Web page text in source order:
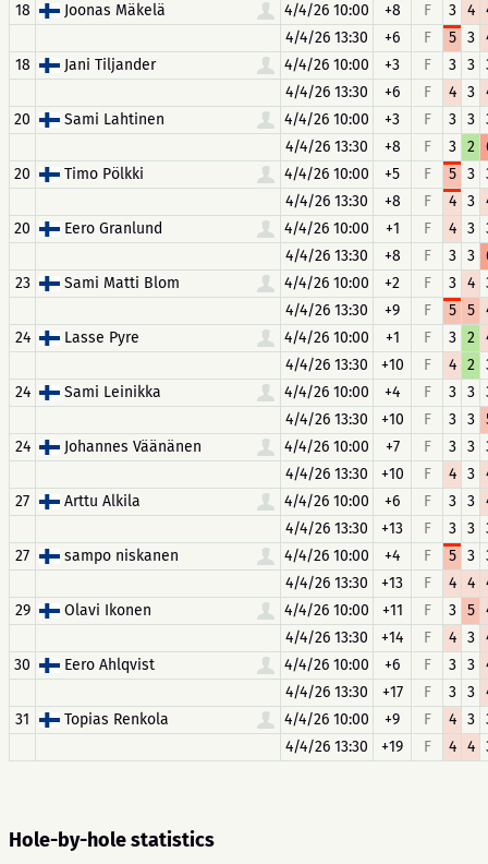
18
Joonas Mäkelä 4/4/26 10:00 +8 F 3 4
4/4/26 13:30
+6 F 5 3
18
Jani Tiljander 4/4/26 10:00 +3 F 3 3
4/4/26 13:30
+6 F 4 3
20
Sami Lahtinen 4/4/26 10:00 +3 F 3 3
4/4/26 13:30
+8 F 3 2
20
Timo Pölkki 4/4/26 10:00 +5 F 5 3
4/4/26 13:30
+8 F 4 3
20
Eero Granlund 4/4/26 10:00 +1 F 4 3
4/4/26 13:30
+8 F 3 3
23
Sami Matti Blom 4/4/26 10:00 +2 F 3 4
4/4/26 13:30
+9 F 5 5
24
Lasse Pyre 4/4/26 10:00 +1 F 3 2
4/4/26 13:30
+10 F 4 2
24
Sami Leinikka 4/4/26 10:00 +4 F 3 3
4/4/26 13:30
+10 F 3 3
24
Johannes Väänänen 4/4/26 10:00 +7 F 3 3
4/4/26 13:30
+10 F 4 3
27
Arttu Alkila 4/4/26 10:00 +6 F 3 3
4/4/26 13:30
+13 F 3 3
27
sampo niskanen 4/4/26 10:00 +4 F 5 3
4/4/26 13:30
+13 F 4 4
29
Olavi Ikonen 4/4/26 10:00 +11 F 3 5
4/4/26 13:30
+14 F 4 3
30
Eero Ahlqvist 4/4/26 10:00 +6 F 3 3
4/4/26 13:30
+17 F 3 3
31
Topias Renkola 4/4/26 10:00 +9 F 4 3
4/4/26 13:30
+19 F 4 4
Hole-by-hole statistics